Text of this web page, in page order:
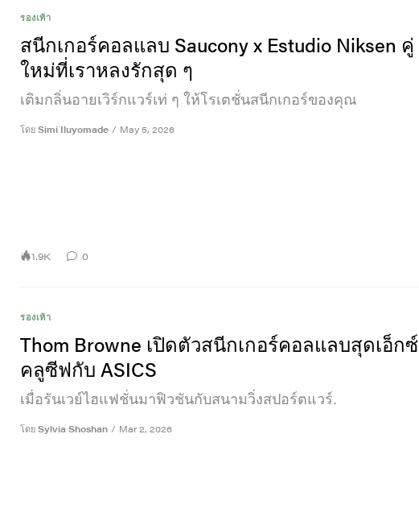
รองเท้า
สนีกเกอร์คอลแลบ Saucony x Estudio Niksen คู่
ใหม่ที่เราหลงรักสุด ๆ
เติมกลิ่นอายเวิร์กแวร์เท่ ๆ ให้โรเตชั่นสนีกเกอร์ของคุณ
โดย Simi Iluyomade / May 5, 2026
1.9K 0
รองเท้า
Thom Browne เปิดตัวสนีกเกอร์คอลแลบสุดเอ็กซ์
คลูซีฟกับ ASICS
เมื่อรันเวย์ไฮแฟชั่นมาฟิวชันกับสนามวิ่งสปอร์ตแวร์.
โดย Sylvia Shoshan / Mar 2, 2026